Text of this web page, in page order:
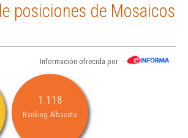
posiciones de Mosaicos
Información ofrecida por
1.118
Ranking Albacete